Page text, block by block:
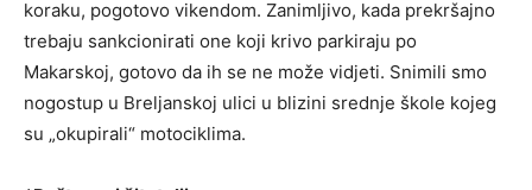
koraku, pogotovo vikendom. Zanimljivo, kada prekršajno
trebaju sankcionirati one koji krivo parkiraju po
Makarskoj, gotovo da ih se ne može vidjeti. Snimili smo
nogostup u Breljanskoj ulici u blizini srednje škole kojeg
su „okupirali“ motociklima.